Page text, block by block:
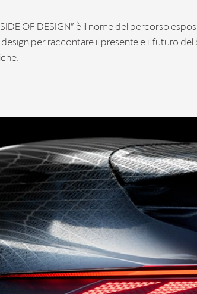
SIDE OF DESIGN” è il nome del percorso
per raccontare il presente e il futuro